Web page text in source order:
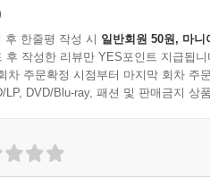
후 한줄평 작성 시 일반회원 50원, 마니
후 작성한 리뷰만 YES포인트 지급됩니
차 주문확정 시점부터 마지막 회차 주
LP, DVD/Blu-ray, 패션 및 판매금지 상